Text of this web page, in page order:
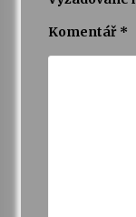
Komentář *